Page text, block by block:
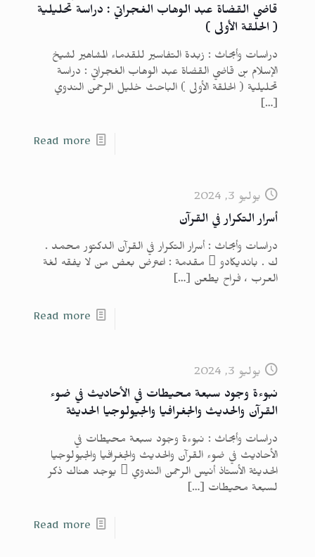
قاضي القضاة عبد الوهاب الغجراتي : دراسة تحليلية
( الحلقة الأولى )
دراسات وأبحاث : زبدة التفاسير للقدماء المشاهير لشيخ
الإسلام بن قاضي القضاة عبد الوهاب الغجراتي : دراسة
تحليلية ( الحلقة الأولى ) الباحث خليل الرحمن الندوي
[…]
Read more
يوليو 3, 2024
أسرار التكرار في القرآن
دراسات وأبحاث : أسرار التكرار في القرآن الدكتور محمد .
ك . بانديكادو  مقدمة : اعترض بعض من لا يفقه لغة
العرب ، فراح يطعن […]
Read more
يوليو 3, 2024
نبوءة وجود سبعة محيطات في الأحاديث في ضوء
القرآن والحديث والجغرافيا والجيولوجيا الحديثة
دراسات وأبحاث : نبوءة وجود سبعة محيطات في
الأحاديث في ضوء القرآن والحديث والجغرافيا والجيولوجيا
الحديثة الأستاذ أنيس الرحمن الندوي  يوجد هناك ذكر
لسبعة محيطات […]
Read more